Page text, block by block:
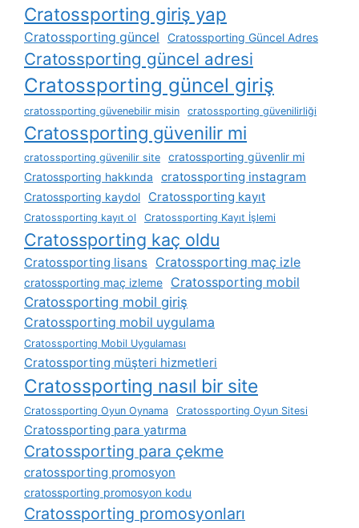
Cratossporting giriş yap
Cratossporting güncel Cratossporting Güncel Adres
Cratossporting güncel adresi
Cratossporting güncel giriş
cratossporting güvenebilir misin cratossporting güvenilirliği
Cratossporting güvenilir mi
cratossporting güvenilir site
cratossporting güvenlir mi
Cratossporting hakkında
cratossporting instagram
Cratossporting kaydol Cratossporting kayıt
Cratossporting kayıt ol Cratossporting Kayıt İşlemi
Cratossporting kaç oldu
Cratossporting lisans Cratossporting maç izle
cratossporting maç izleme Cratossporting mobil
Cratossporting mobil giriş
Cratossporting mobil uygulama
Cratossporting Mobil Uygulaması
Cratossporting müşteri hizmetleri
Cratossporting nasıl bir site
Cratossporting Oyun Oynama Cratossporting Oyun Sitesi
Cratossporting para yatırma
Cratossporting para çekme
cratossporting promosyon
cratossporting promosyon kodu
Cratossporting promosyonları